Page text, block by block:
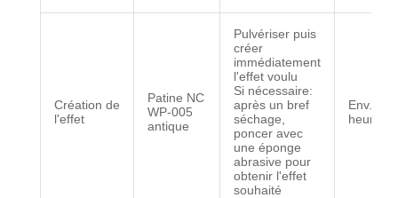
Création de
l'effet
Patine NC
WP-005
antique
Pulvériser puis
créer
immédiatement
l'effet voulu
Si nécessaire:
après un bref
séchage,
poncer avec
une éponge
abrasive pour
obtenir l'effet
souhaité
Env. 1
heure